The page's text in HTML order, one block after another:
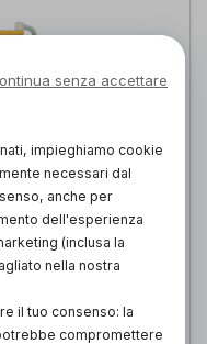
- LINEA
senza accettare
impieghiamo cookie
necessari dal
anche per
dell'esperienza
(inclusa la
nella nostra
il tuo consenso: la
compromettere